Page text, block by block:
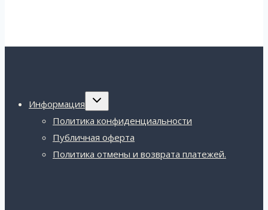
Информация
Переключить
Политика конфиденциальности
Публичная оферта
Политика отмены и возврата платежей.